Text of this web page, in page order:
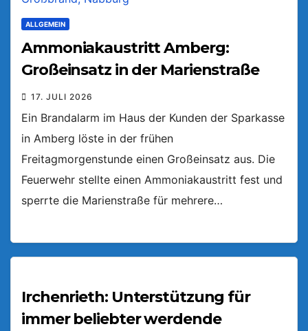
ALLGEMEIN
Ammoniakaustritt Amberg:
Großeinsatz in der Marienstraße
17. JULI 2026
Ein Brandalarm im Haus der Kunden der Sparkasse
in Amberg löste in der frühen
Freitagmorgenstunde einen Großeinsatz aus. Die
Feuerwehr stellte einen Ammoniakaustritt fest und
sperrte die Marienstraße für mehrere…
Irchenrieth: Unterstützung für
immer beliebter werdende